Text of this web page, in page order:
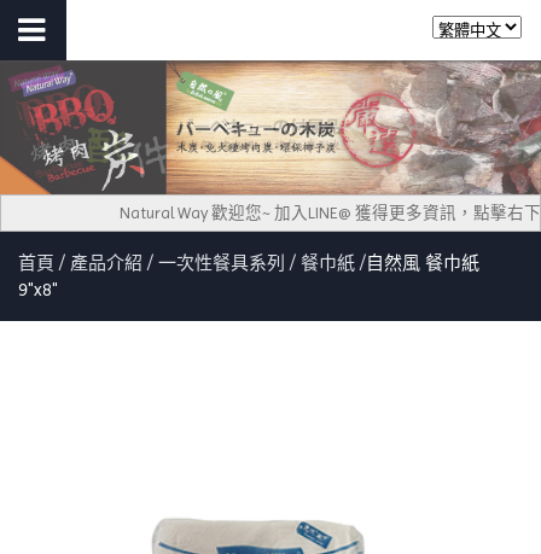
Natural Way 歡迎您~ 加入LINE@ 獲得更多資訊，點擊右
首頁 產品介紹 一次性餐具系列 餐巾紙
自然風 餐巾紙
9"x8"